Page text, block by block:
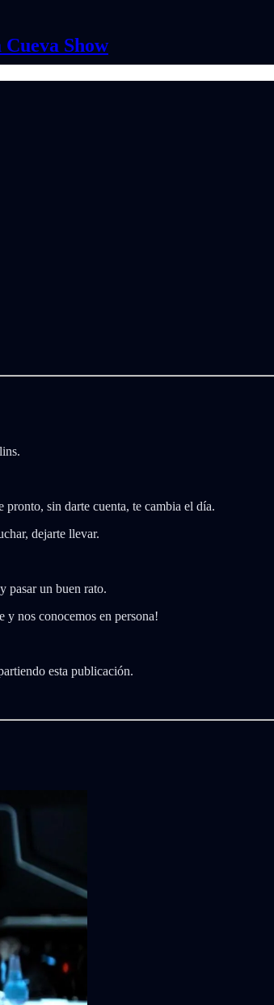
Cueva Show
sin darte cuenta, te cambia el día.
dejarte llevar.
pasar un buen rato.
y nos conocemos en persona!
esta publicación.